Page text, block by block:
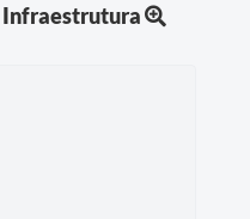
Infraestrutura